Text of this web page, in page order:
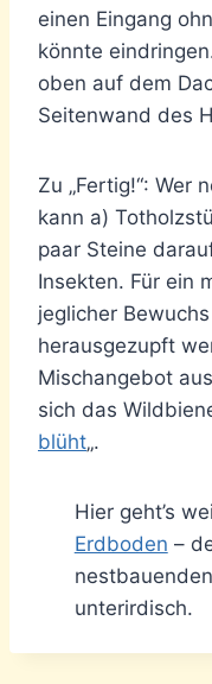
einen Eingang
könnte
oben auf dem
Seitenwand des
Zu „Fertig!“: Wer
kann a)
paar Steine
Insekten. Für ein
jeglicher
herausgezupft
Mischangebot
sich das
blüht„.
Hier geht’s
Erdboden –
unterirdisch.